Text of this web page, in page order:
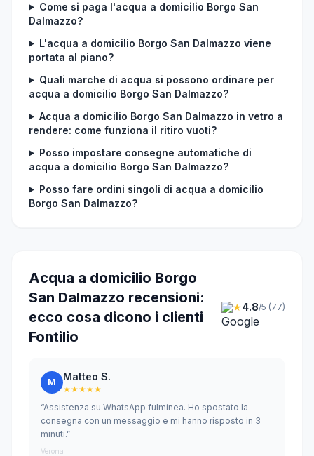
Come si paga l'acqua a domicilio Borgo San
Dalmazzo?
L'acqua a domicilio Borgo San Dalmazzo viene
portata al piano?
Quali marche di acqua si possono ordinare per
acqua a domicilio Borgo San Dalmazzo?
Acqua a domicilio Borgo San Dalmazzo in vetro a
rendere: come funziona il ritiro vuoti?
Posso impostare consegne automatiche di
acqua a domicilio Borgo San Dalmazzo?
Posso fare ordini singoli di acqua a domicilio
Borgo San Dalmazzo?
Acqua a domicilio Borgo
San Dalmazzo recensioni:
ecco cosa dicono i clienti
Fontilio
★4.8/5 (77)
M Matteo S.
★★★★★
“Assistenza su WhatsApp fulminea. Ho spostato la
consegna con un messaggio e mi hanno risposto in 3
minuti.”
Verona